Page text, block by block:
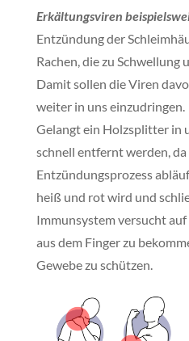
Erkältungsviren
Entzündung der
Rachen, die zu Schwellung
Damit sollen die Viren
weiter in uns einzudringen.
Gelangt ein Holzsplitter in
schnell entfernt werden, da
Entzündungsprozess
heiß und rot wird und
Immunsystem versucht
aus dem Finger zu
Gewebe zu schützen.